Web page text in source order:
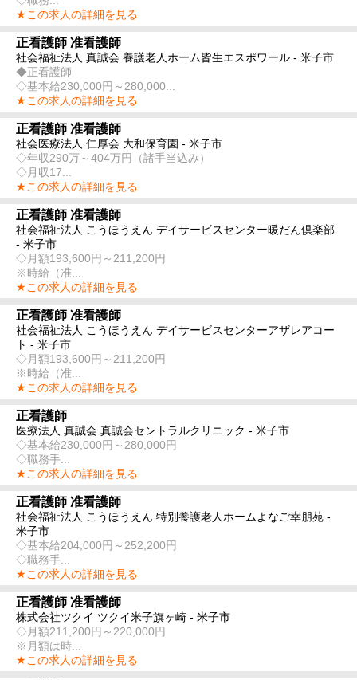
★この求人の詳細を見る
正看護師 准看護師
社会福祉法人 真誠会 養護老人ホーム皆生エスポワール - 米子市
◆正看護師
◇基本給230,000円～280,000...
★この求人の詳細を見る
正看護師 准看護師
社会医療法人 仁厚会 大和保育園 - 米子市
◇年収290万～404万円（諸手当込み）
◇月収17...
★この求人の詳細を見る
正看護師 准看護師
社会福祉法人 こうほうえん デイサービスセンター暖だん倶楽部
- 米子市
◇月額193,600円～211,200円
※時給（准...
★この求人の詳細を見る
正看護師 准看護師
社会福祉法人 こうほうえん デイサービスセンターアザレアコー
ト - 米子市
◇月額193,600円～211,200円
※時給（准...
★この求人の詳細を見る
正看護師
医療法人 真誠会 真誠会セントラルクリニック - 米子市
◇基本給230,000円～280,000円
◇職務手...
★この求人の詳細を見る
正看護師 准看護師
社会福祉法人 こうほうえん 特別養護老人ホームよなご幸朋苑 -
米子市
◇基本給204,000円～252,200円
◇職務手...
★この求人の詳細を見る
正看護師 准看護師
株式会社ツクイ ツクイ米子旗ヶ崎 - 米子市
◇月額211,200円～220,000円
※月額は時...
★この求人の詳細を見る